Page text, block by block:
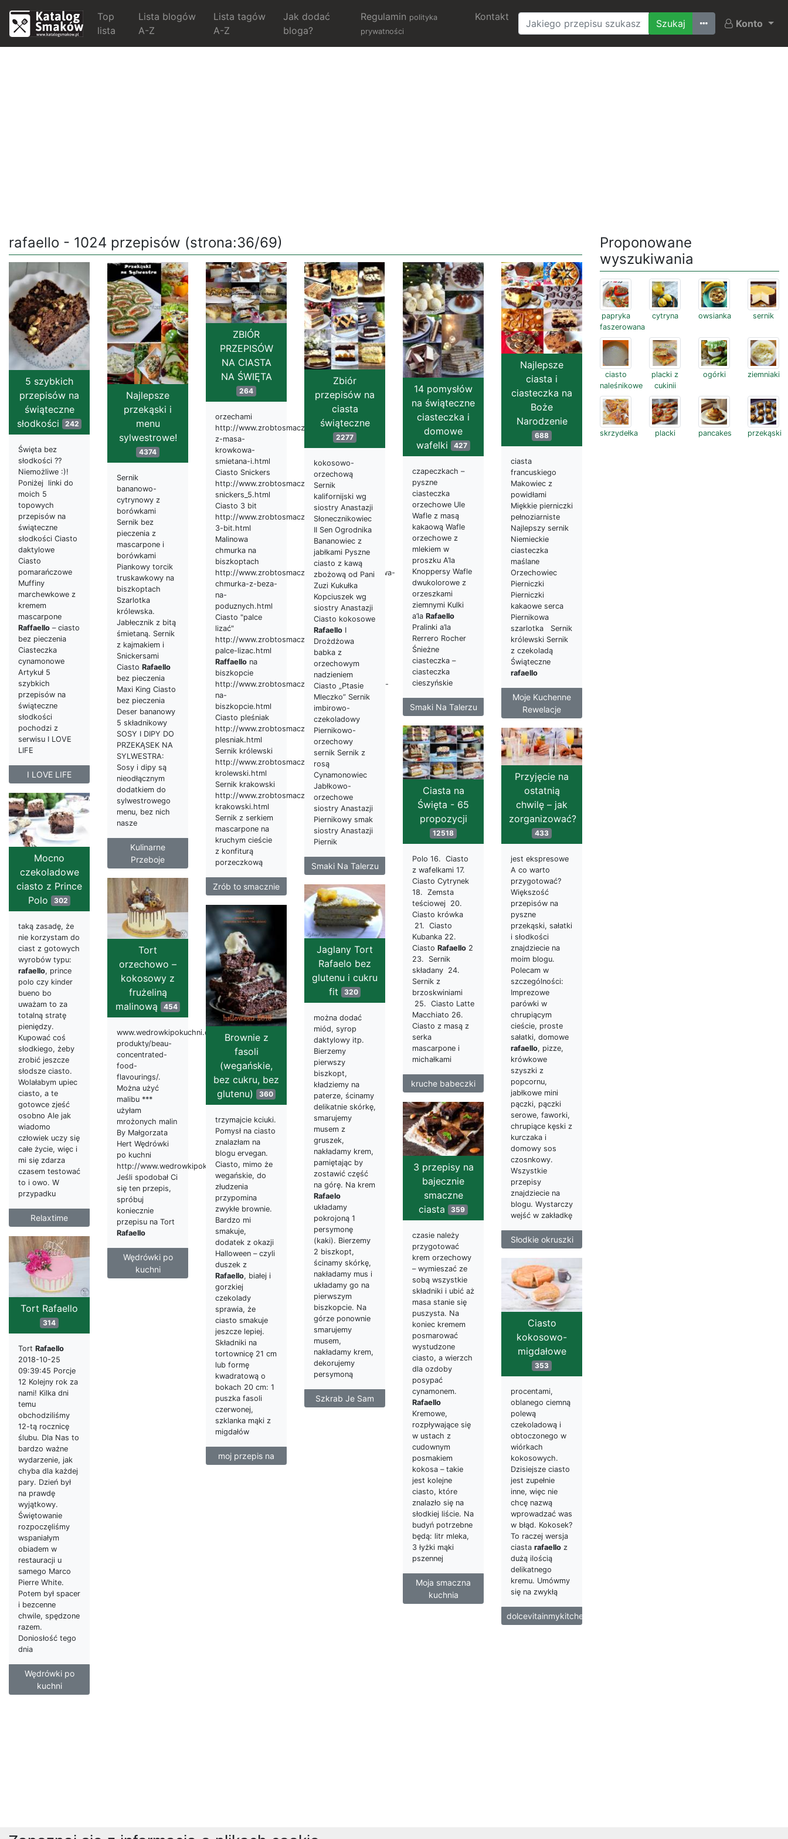
Top
lista
Lista blogów
A-Z
Lista tagów
A-Z
Jak dodać
bloga?
Regulamin polityka
prywatności
Kontakt
Ostatnio szukane
Konto
rafaello - 1024 przepisów (strona:36/69)
5 szybkich
przepisów na
świąteczne
słodkości
242
Święta bez
słodkości ??
Niemożliwe :)!
Poniżej linki do
moich 5
topowych
przepisów na
świąteczne
słodkości Ciasto
daktylowe
Ciasto
pomarańczowe
Muffiny
marchewkowe z
kremem
mascarpone
Raffaello – ciasto
bez pieczenia
Ciasteczka
cynamonowe
Artykuł 5
szybkich
przepisów na
świąteczne
słodkości
pochodzi z
serwisu I LOVE
LIFE
I LOVE LIFE
Najlepsze
przekąski i
menu
sylwestrowe!
4374
Sernik
bananowo-
cytrynowy z
borówkami
Sernik bez
pieczenia z
mascarpone i
borówkami
Piankowy torcik
truskawkowy na
biszkoptach
Szarlotka
królewska.
Jabłecznik z bitą
śmietaną. Sernik
z kajmakiem i
Snickersami
Ciasto Rafaello
bez pieczenia
Maxi King Ciasto
bez pieczenia
Deser bananowy
5 składnikowy
SOSY I DIPY DO
PRZEKĄSEK NA
SYLWESTRA:
Sosy i dipy są
nieodłącznym
dodatkiem do
sylwestrowego
menu, bez nich
nasze
Kulinarne
Przeboje
ZBIÓR
PRZEPISÓW
NA CIASTA
NA ŚWIĘTA
264
orzechami
http://www.zrobtosmacznie.pl/2017/04/ciasto-
z-masa-
krowkowa-
smietana-i.html
Ciasto Snickers
http://www.zrobtosmacznie.pl/2016/11/ciasto-
snickers_5.html
Ciasto 3 bit
http://www.zrobtosmacznie.pl/2018/01/ciasto-
3-bit.html
Malinowa
chmurka na
biszkoptach
http://www.zrobtosmacznie.pl/2017/06/malinowa-
chmurka-z-beza-
na-
poduznych.html
Ciasto "palce
lizać"
http://www.zrobtosmacznie.pl/2017/05/ciasto-
palce-lizac.html
Raffaello na
biszkopcie
http://www.zrobtosmacznie.pl/2017/05/rafaello-
na-
biszkopcie.html
Ciasto pleśniak
http://www.zrobtosmacznie.pl/2017/10/ciasto-
plesniak.html
Sernik królewski
http://www.zrobtosmacznie.pl/2016/03/sernik-
krolewski.html
Sernik krakowski
http://www.zrobtosmacznie.pl/2017/03/sernik-
krakowski.html
Sernik z serkiem
mascarpone na
kruchym cieście
z konfiturą
porzeczkową
Zrób to smacznie
Zbiór
przepisów na
ciasta
świąteczne
2277
kokosowo-
orzechową
Sernik
kalifornijski wg
siostry Anastazji
Słonecznikowiec
II Sen Ogrodnika
Bananowiec z
jabłkami Pyszne
ciasto z kawą
zbożową od Pani
Zuzi Kukułka
Kopciuszek wg
siostry Anastazji
Ciasto kokosowe
Rafaello I
Drożdżowa
babka z
orzechowym
nadzieniem
Ciasto „Ptasie
Mleczko” Sernik
imbirowo-
czekoladowy
Piernikowo-
orzechowy
sernik Sernik z
rosą
Cynamonowiec
Jabłkowo-
orzechowe
siostry Anastazji
Piernikowy smak
siostry Anastazji
Piernik
Smaki Na Talerzu
14 pomysłów
na świąteczne
ciasteczka i
domowe
wafelki 427
czapeczkach –
pyszne
ciasteczka
orzechowe Ule
Wafle z masą
kakaową Wafle
orzechowe z
mlekiem w
proszku A’la
Knoppersy Wafle
dwukolorowe z
orzeszkami
ziemnymi Kulki
a’la Rafaello
Pralinki a’la
Rerrero Rocher
Śnieżne
ciasteczka –
ciasteczka
cieszyńskie
Smaki Na Talerzu
Najlepsze
ciasta i
ciasteczka na
Boże
Narodzenie
688
ciasta
francuskiego
Makowiec z
powidłami
Miękkie pierniczki
pełnoziarniste
Najlepszy sernik
Niemieckie
ciasteczka
maślane
Orzechowiec
Pierniczki
Pierniczki
kakaowe serca
Piernikowa
szarlotka Sernik
królewski Sernik
z czekoladą
Świąteczne
rafaello
Moje Kuchenne
Rewelacje
Ciasta na
Święta - 65
propozycji
12518
Polo 16. Ciasto
z wafelkami 17.
Ciasto Cytrynek
18. Zemsta
teściowej 20.
Ciasto krówka
21. Ciasto
Kubanka 22.
Ciasto Rafaello 2
23. Sernik
składany 24.
Sernik z
brzoskwiniami
25. Ciasto Latte
Macchiato 26.
Ciasto z masą z
serka
mascarpone i
michałkami
kruche babeczki
Przyjęcie na
ostatnią
chwilę – jak
zorganizować?
433
jest ekspresowe
A co warto
przygotować?
Większość
przepisów na
pyszne
przekąski, sałatki
i słodkości
znajdziecie na
moim blogu.
Polecam w
szczególności:
Imprezowe
parówki w
chrupiącym
cieście, proste
sałatki, domowe
rafaello, pizze,
krówkowe
szyszki z
popcornu,
jabłkowe mini
pączki, pączki
serowe, faworki,
chrupiące kęski z
kurczaka i
domowy sos
czosnkowy.
Wszystkie
przepisy
znajdziecie na
blogu. Wystarczy
wejść w zakładkę
Słodkie okruszki
Mocno
czekoladowe
ciasto z Prince
Polo
302
taką zasadę, że
nie korzystam do
ciast z gotowych
wyrobów typu:
rafaello, prince
polo czy kinder
bueno bo
uważam to za
totalną stratę
pieniędzy.
Kupować coś
słodkiego, żeby
zrobić jeszcze
słodsze ciasto.
Wolałabym upiec
ciasto, a te
gotowce zjeść
osobno Ale jak
wiadomo
człowiek uczy się
całe życie, więc i
mi się zdarza
czasem testować
to i owo. W
przypadku
Relaxtime
Tort
orzechowo –
kokosowy z
frużeliną
malinową
454
www.wedrowkipokuchni.com.pl/polecane-
produkty/beau-
concentrated-
food-
flavourings/.
Można użyć
malibu ***
użyłam
mrożonych malin
By Małgorzata
Hert Wędrówki
po kuchni
http://www.wedrowkipokuchni.com.pl/
Jeśli spodobał Ci
się ten przepis,
spróbuj
koniecznie
przepisu na Tort
Rafaello
Wędrówki po
kuchni
Jaglany Tort
Rafaelo bez
glutenu i cukru
fit
320
można dodać
miód, syrop
daktylowy itp.
Bierzemy
pierwszy
biszkopt,
kładziemy na
paterze, ścinamy
delikatnie skórkę,
smarujemy
musem z
gruszek,
nakładamy krem,
pamiętając by
zostawić część
na górę. Na krem
Rafaelo
układamy
pokrojoną 1
persymonę
(kaki). Bierzemy
2 biszkopt,
ścinamy skórkę,
nakładamy mus i
układamy go na
pierwszym
biszkopcie. Na
górze ponownie
smarujemy
musem,
nakładamy krem,
dekorujemy
persymoną
Szkrab Je Sam
Brownie z
fasoli
(wegańskie,
bez cukru, bez
glutenu)
360
trzymajcie kciuki.
Pomysł na ciasto
znalazłam na
blogu ervegan.
Ciasto, mimo że
wegańskie, do
złudzenia
przypomina
zwykłe brownie.
Bardzo mi
smakuje,
dodatek z okazji
Halloween – czyli
duszek z
Rafaello, białej i
gorzkiej
czekolady
sprawia, że
ciasto smakuje
jeszcze lepiej.
Składniki na
tortownicę 21 cm
lub formę
kwadratową o
bokach 20 cm: 1
puszka fasoli
czerwonej,
szklanka mąki z
migdałów
moj przepis na
3 przepisy na
bajecznie
smaczne
ciasta 359
czasie należy
przygotować
krem orzechowy
– wymieszać ze
sobą wszystkie
składniki i ubić aż
masa stanie się
puszysta. Na
koniec kremem
posmarować
wystudzone
ciasto, a wierzch
dla ozdoby
posypać
cynamonem.
Rafaello
Kremowe,
rozpływające się
w ustach z
cudownym
posmakiem
kokosa – takie
jest kolejne
ciasto, które
znalazło się na
słodkiej liście. Na
budyń potrzebne
będą: litr mleka,
3 łyżki mąki
pszennej
Moja smaczna
kuchnia
Tort Rafaello
314
Tort Rafaello
2018-10-25
09:39:45 Porcje
12 Kolejny rok za
nami! Kilka dni
temu
obchodziliśmy
12-tą rocznicę
ślubu. Dla Nas to
bardzo ważne
wydarzenie, jak
chyba dla każdej
pary. Dzień był
na prawdę
wyjątkowy.
Świętowanie
rozpoczęliśmy
wspaniałym
obiadem w
restauracji u
samego Marco
Pierre White.
Potem był spacer
i bezcenne
chwile, spędzone
razem.
Doniosłość tego
dnia
Wędrówki po
kuchni
Ciasto
kokosowo-
migdałowe
353
procentami,
oblanego ciemną
polewą
czekoladową i
obtoczonego w
wiórkach
kokosowych.
Dzisiejsze ciasto
jest zupełnie
inne, więc nie
chcę nazwą
wprowadzać was
w błąd. Kokosek?
To raczej wersja
ciasta rafaello z
dużą ilością
delikatnego
kremu. Umówmy
się na zwykłą
dolcevitainmykitchen
Proponowane
wyszukiwania
papryka
faszerowana
cytryna owsianka sernik
ciasto
naleśnikowe
placki z
cukinii
ogórki ziemniaki
skrzydełka placki pancakes przekąski